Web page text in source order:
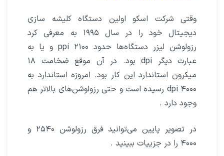
وقتی شرکت اسکو اولین دستگاه کلیشه سازی
دیجیتال خود را در سال ۱۹۹۵ به معرفی کرد
رزولوشن لیزر دستگاه‌ها حدود ۲۱۰۰ ppi و یا به
عبارت دیگر dpi بود. در آن موقع ضخامت ۱۸
میکرون استاندارد این کار بود. امروزه استاندارد به
۴۰۰۰ dpi رسیده است و حتی رزولوشن‌های بالاتر هم
وجود دارد .
در تصویر پایین می‌توانید فرق رزولوشن ۲۵۴۰ و
۴۰۰۰ را در جزییات ببینید .